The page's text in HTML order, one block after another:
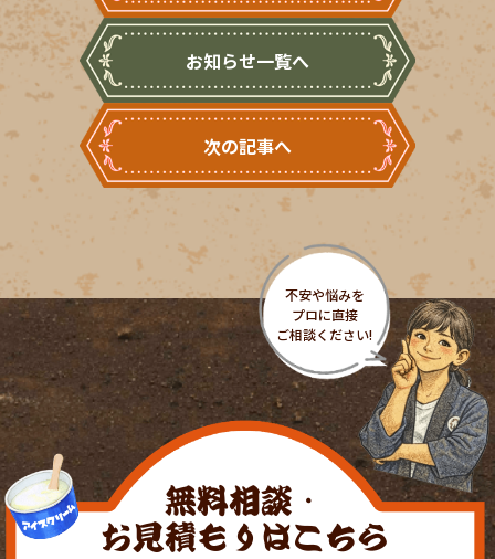
お知らせ一覧へ
次の記事へ
無料相談・
お見積もりはこちら